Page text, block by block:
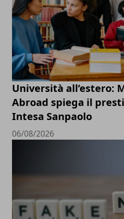
Università all’estero:
Abroad spiega il
Intesa Sanpaolo
06/08/2026